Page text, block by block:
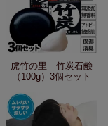
虎竹の里 竹炭石鹸
（100g）3個セット